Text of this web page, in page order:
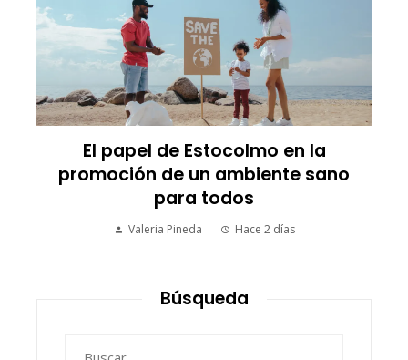
Análisis de casos de éxito en RSE
impulsan diversidad y compras
responsables en empresas
estadounidenses
Búsqueda